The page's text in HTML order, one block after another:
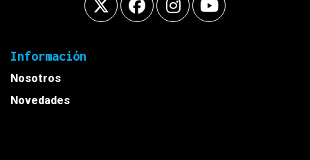
Información
Nosotros
Novedades